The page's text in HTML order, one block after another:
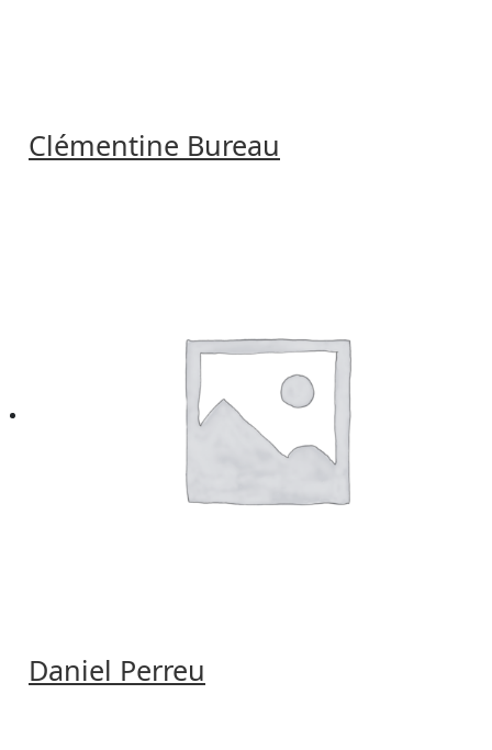
Clémentine Bureau
Daniel Perreu